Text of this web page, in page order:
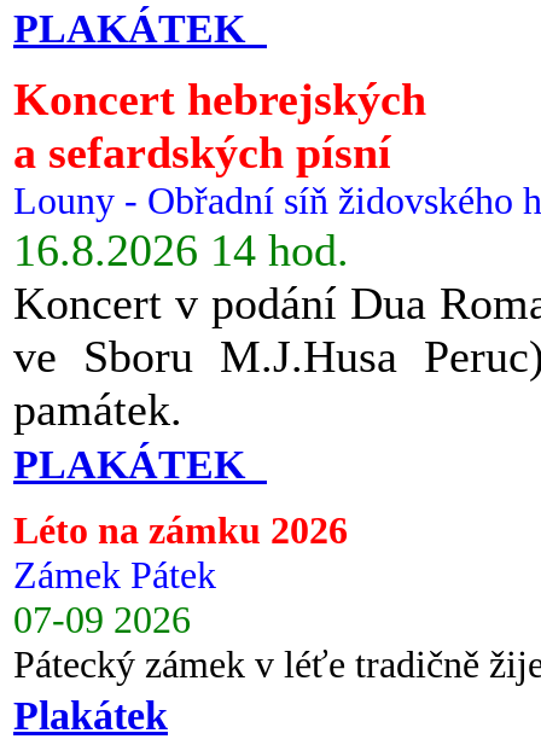
PLAKÁTEK
Koncert hebrejských
a sefardských písní
Louny - Obřadní síň židovského
16.8.2026 14 hod.
Koncert v podání Dua
ve Sboru M.J.Husa
památek.
PLAKÁTEK
Léto na zámku 2026
Zámek Pátek
07-09 2026
Pátecký zámek v léťe tradičně
Plakátek